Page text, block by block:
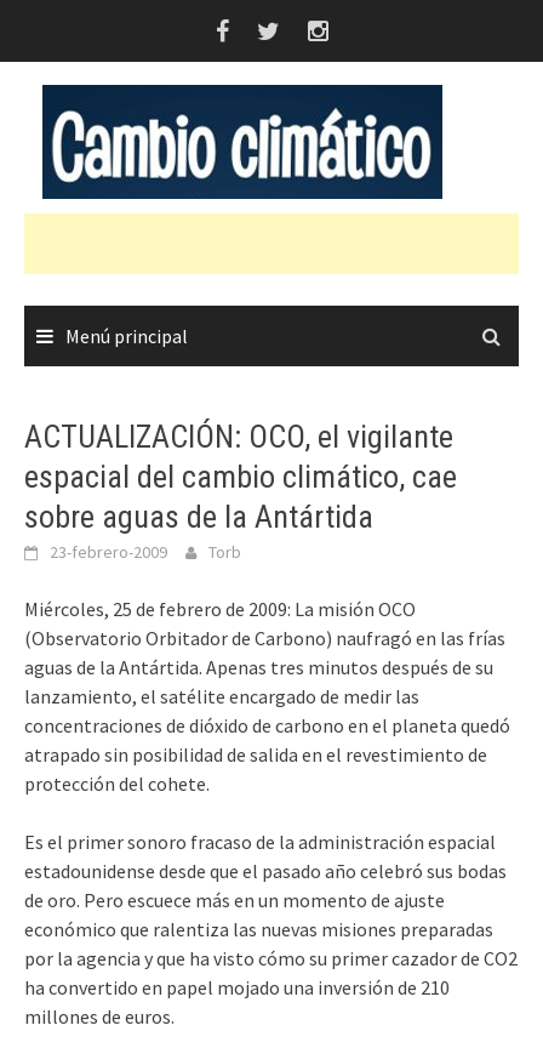
Menú principal
ACTUALIZACIÓN: OCO, el vigilante
espacial del cambio climático, cae
sobre aguas de la Antártida
23-febrero-2009 Torb
Miércoles, 25 de febrero de 2009: La misión OCO
(Observatorio Orbitador de Carbono) naufragó en las frías
aguas de la Antártida. Apenas tres minutos después de su
lanzamiento, el satélite encargado de medir las
concentraciones de dióxido de carbono en el planeta quedó
atrapado sin posibilidad de salida en el revestimiento de
protección del cohete.
Es el primer sonoro fracaso de la administración espacial
estadounidense desde que el pasado año celebró sus bodas
de oro. Pero escuece más en un momento de ajuste
económico que ralentiza las nuevas misiones preparadas
por la agencia y que ha visto cómo su primer cazador de CO2
ha convertido en papel mojado una inversión de 210
millones de euros.